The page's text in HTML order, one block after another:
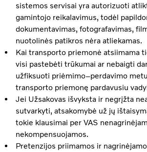
sistemos servisai yra autorizuoti
gamintojo reikalavimus, todėl
dokumentavimas, fotografavimas,
nuotolinės patikros nėra atliekamas.
Kai transporto priemonė atsiimama
visi pastebėti trūkumai ar nebaigti
užfiksuoti priėmimo–perdavimo
transporto priemonę pardavusiu
Jei Užsakovas išvyksta ir negrįžta
sutvarkyti, atsakomybė už jų
tokie klausimai per VAS
nekompensuojamos.
Pretenzijos priimamos ir